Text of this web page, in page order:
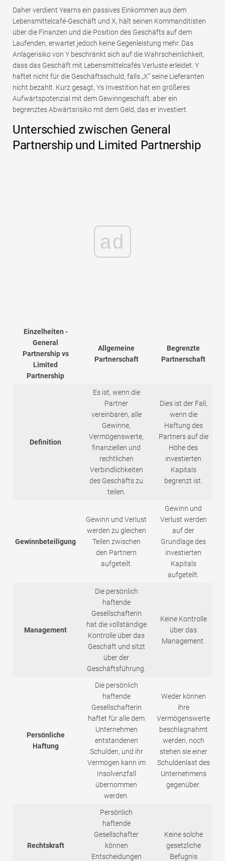
Daher verdient Yearns ein passives Einkommen aus dem
Lebensmittelcafé-Geschäft und X, hält seinen Kommanditisten
über die Finanzen und die Position des Geschäfts auf dem
Laufenden, erwartet jedoch keine Gegenleistung mehr. Das
Anlagerisiko von Y beschränkt sich auf die Wahrscheinlichkeit,
dass das Geschäft mit Lebensmittelcafés Verluste erleidet. Y
haftet nicht für die Geschäftsschuld, falls „X“ seine Lieferanten
nicht bezahlt. Kurz gesagt, Ys Investition hat ein größeres
Aufwärtspotenzial mit dem Gewinngeschäft, aber ein
begrenztes Abwärtsrisiko mit dem Geld, das er investiert.
Unterschied zwischen General
Partnership und Limited Partnership
ad
Einzelheiten -
General
Partnership vs
Limited
Partnership
Allgemeine
Partnerschaft
Begrenzte
Partnerschaft
Definition
Es ist, wenn die
Partner
vereinbaren, alle
Gewinne,
Vermögenswerte,
finanziellen und
rechtlichen
Verbindlichkeiten
des Geschäfts zu
teilen.
Dies ist der Fall,
wenn die
Haftung des
Partners auf die
Höhe des
investierten
Kapitals
begrenzt ist.
Gewinnbeteiligung
Gewinn und Verlust
werden zu gleichen
Teilen zwischen
den Partnern
aufgeteilt.
Gewinn und
Verlust werden
auf der
Grundlage des
investierten
Kapitals
aufgeteilt.
Management
Die persönlich
haftende
Gesellschafterin
hat die vollständige
Kontrolle über das
Geschäft und sitzt
über der
Geschäftsführung.
Keine Kontrolle
über das
Management.
Persönliche
Haftung
Die persönlich
haftende
Gesellschafterin
haftet für alle dem
Unternehmen
entstandenen
Schulden, und ihr
Vermögen kann im
Insolvenzfall
übernommen
werden.
Weder können
ihre
Vermögenswerte
beschlagnahmt
werden, noch
stehen sie einer
Schuldenlast des
Unternehmens
gegenüber.
Rechtskraft
Persönlich
haftende
Gesellschafter
können
Entscheidungen
Keine solche
gesetzliche
Befugnis